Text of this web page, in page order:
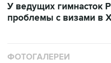
У ведущих гимнасток
проблемы с визами в
ФОТОГАЛЕРЕИ